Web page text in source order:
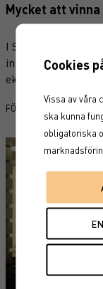
Mycket att
I Sverige sparar de
inräknat sparar i
ekonomiska
svenskarna att de
Men
särskilt inte när
Cookies
Vissa av våra
ska kunna
obligatoriska